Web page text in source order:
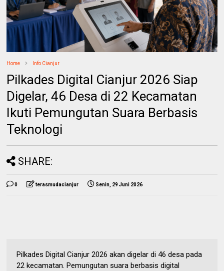
Home Info Cianjur
Pilkades Digital Cianjur 2026 Siap
Digelar, 46 Desa di 22 Kecamatan
Ikuti Pemungutan Suara Berbasis
Teknologi
SHARE:
0 terasmudacianjur Senin, 29 Juni 2026
Pilkades Digital Cianjur 2026 akan digelar di 46 desa pada
22 kecamatan. Pemungutan suara berbasis digital